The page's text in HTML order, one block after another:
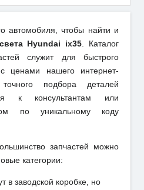
автомобиля, чтобы найти и
Hyundai ix35. Каталог
служит для быстрого
ценами нашего интернет-
подбора деталей
к консультантам или
по уникальному коду
запчастей можно
категории:
в заводской коробке, но